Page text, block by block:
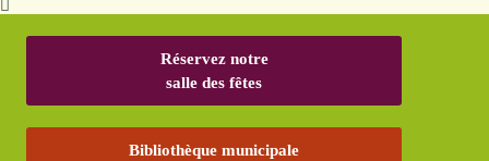
Réservez notre
salle des fêtes
Bibliothèque municipale